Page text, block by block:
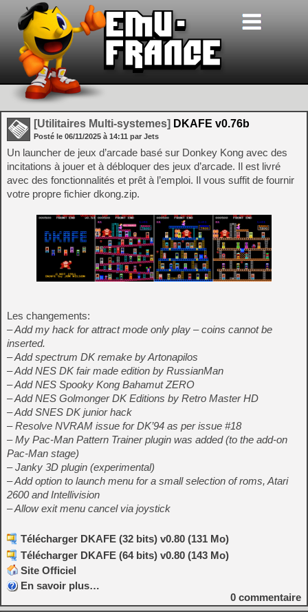
[Utilitaires Multi-systemes] DKAFE v0.76b
Posté le 06/11/2025 à 14:11 par Jets
Un launcher de jeux d’arcade basé sur Donkey Kong avec des
incitations à jouer et à débloquer des jeux d’arcade. Il est livré
avec des fonctionnalités et prêt à l’emploi. Il vous suffit de fournir
votre propre fichier dkong.zip.
Les changements:
– Add my hack for attract mode only play – coins cannot be
inserted.
– Add spectrum DK remake by Artonapilos
– Add NES DK fair made edition by RussianMan
– Add NES Spooky Kong Bahamut ZERO
– Add NES Golmonger DK Editions by Retro Master HD
– Add SNES DK junior hack
– Resolve NVRAM issue for DK’94 as per issue #18
– My Pac-Man Pattern Trainer plugin was added (to the add-on
Pac-Man stage)
– Janky 3D plugin (experimental)
– Add option to launch menu for a small selection of roms, Atari
2600 and Intellivision
– Allow exit menu cancel via joystick
Télécharger DKAFE (32 bits) v0.80 (131 Mo)
Télécharger DKAFE (64 bits) v0.80 (143 Mo)
Site Officiel
En savoir plus…
0 commentaire